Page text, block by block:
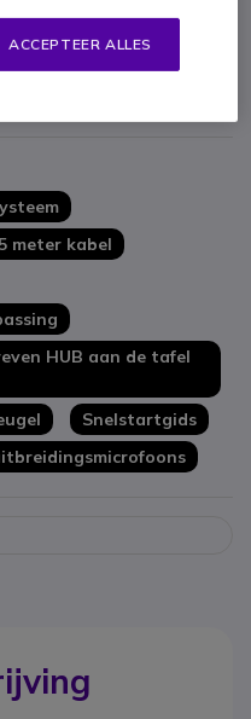
videogesprekken
sound
installatie met USB-
inbegrepen
meter kabel
HUB aan de tafel
Snelstartgids
ACCEPTEER ALLES